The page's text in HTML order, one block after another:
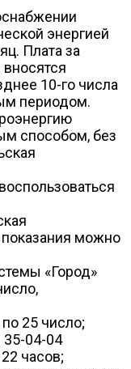
энергией
Плата за
10-го числа
периодом.
способом, без
показания можно
«Город»
25 число;
35-04-04
часов;